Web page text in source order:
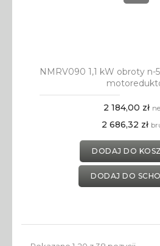
NMRV090 1,1 kW obroty n-
2 184,00 zł
2 686,32 zł
DODAJ DO
DODAJ DO